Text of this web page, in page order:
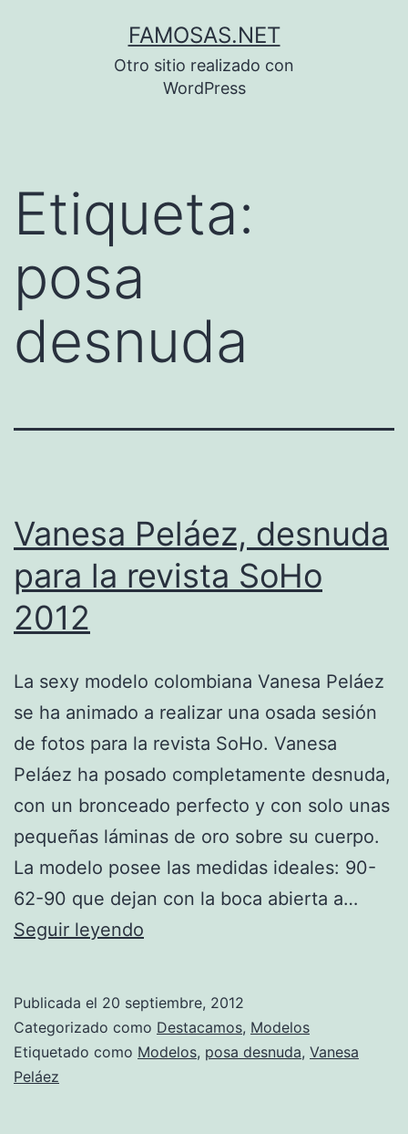
FAMOSAS.NET
Otro sitio realizado con
WordPress
Etiqueta:
posa
desnuda
Vanesa Peláez, desnuda
para la revista SoHo
2012
La sexy modelo colombiana Vanesa Peláez
se ha animado a realizar una osada sesión
de fotos para la revista SoHo. Vanesa
Peláez ha posado completamente desnuda,
con un bronceado perfecto y con solo unas
pequeñas láminas de oro sobre su cuerpo.
La modelo posee las medidas ideales: 90-
62-90 que dejan con la boca abierta a…
Seguir leyendo
para
la
Publicada el 20 septiembre, 2012
Categorizado como Destacamos, Modelos
Etiquetado como Modelos, posa desnuda, Vanesa
Peláez